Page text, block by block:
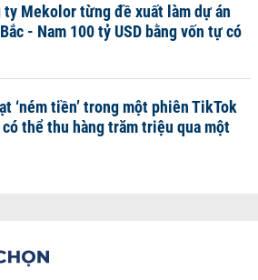
ty Mekolor từng đề xuất làm dự án
- Nam 100 tỷ USD bằng vốn tự có
‘ném tiền’ trong một phiên TikTok
thể thu hàng trăm triệu qua một